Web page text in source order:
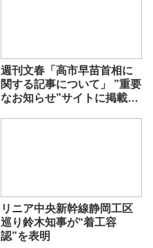
週刊文春「高市早苗首相に
関する記事について」 ”重要
なお知らせ”サイトに掲載
リニア中央新幹線静岡工区
巡り鈴木知事が“着工容
認”を表明